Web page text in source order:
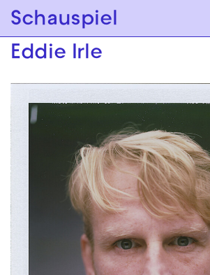
Zur Hauptnavigation springen
Zum Hauptinhalt springen
Schauspiel
Eddie Irle